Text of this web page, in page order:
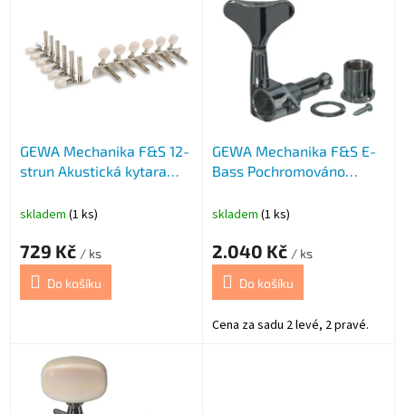
GEWA Mechanika F&S 12-
strun Akustická kytara
skladem (1 ks)
729 Kč / ks
Do košíku
GEWA Mechanika F&S E-
Bass Pochromováno
skladem (1 ks)
2.040 Kč / ks
Do košíku
Cena za sadu 2 levé, 2 pravé.